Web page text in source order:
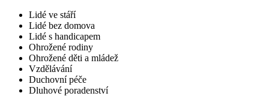
Lidé ve stáří
Lidé bez domova
Lidé s handicapem
Ohrožené rodiny
Ohrožené děti a mládež
Vzdělávání
Duchovní péče
Dluhové poradenství